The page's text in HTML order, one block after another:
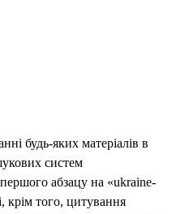
будь-яких матеріалів в
систем
абзацу на «ukraine-
крім того, цитування